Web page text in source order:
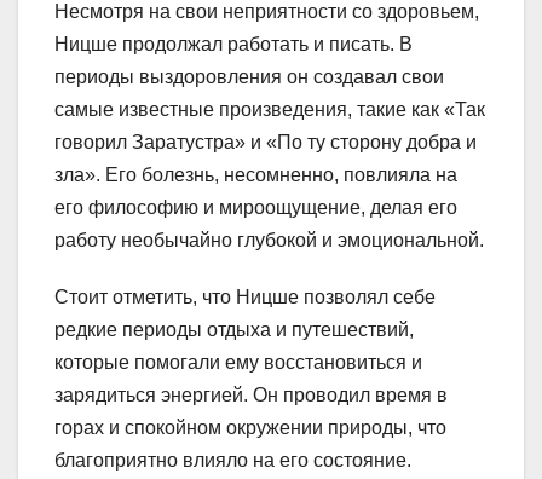
Несмотря на свои неприятности со здоровьем,
Ницше продолжал работать и писать. В
периоды выздоровления он создавал свои
самые известные произведения, такие как «Так
говорил Заратустра» и «По ту сторону добра и
зла». Его болезнь, несомненно, повлияла на
его философию и мироощущение, делая его
работу необычайно глубокой и эмоциональной.
Стоит отметить, что Ницше позволял себе
редкие периоды отдыха и путешествий,
которые помогали ему восстановиться и
зарядиться энергией. Он проводил время в
горах и спокойном окружении природы, что
благоприятно влияло на его состояние.